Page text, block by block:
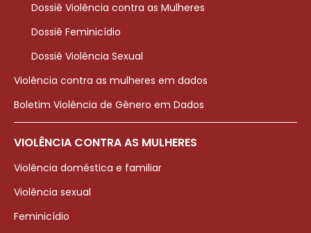
Dossiê Violência contra as Mulheres
Dossiê Feminicídio
Dossiê Violência Sexual
Violência contra as mulheres em dados
Boletim Violência de Gênero em Dados
VIOLÊNCIA CONTRA AS MULHERES
Violência doméstica e familiar
Violência sexual
Feminicídio